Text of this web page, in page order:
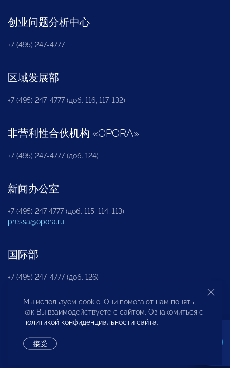
创业问题分析中心
+7 (495) 247-4777
区域发展部
+7 (495) 247-4777 (доб. 116, 117, 132)
非营利性合伙机构 «OPORA»
+7 (495) 247-4777 (доб. 124)
新闻办公室
+7 (495) 247 4777 (доб. 115, 114, 113)
pressa@opora.ru
国际部
+7 (495) 247-4777 (доб. 126)
商投权益保护部
Мы используем cookie. Они помогают нам понять,
как Вы взаимодействуете с сайтом. Ознакомиться с
политикой конфиденциальности сайта.
接受